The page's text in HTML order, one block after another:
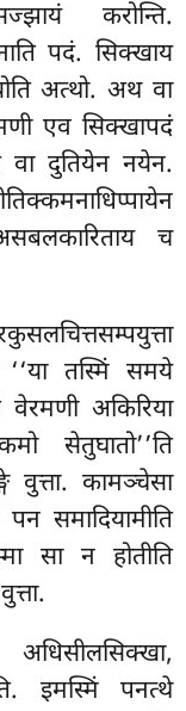
करोन्ति.
पदं. सिक्खाय
अत्थो. अथ वा
एव सिक्खापदं
वा दुतियेन नयेन.
च
‘‘या तस्मिं समये
वेरमणी अकिरिया
सेतुघातो’’ति
वुत्ता. कामञ्चेसा
समादियामीति
सा न होतीति
इमस्मिं पनत्थे